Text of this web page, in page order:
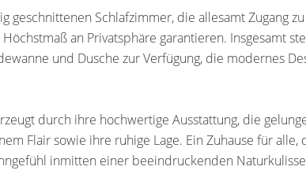
geschnittenen Schlafzimmer, die allesamt Zugang
an Privatsphäre garantieren. Insgesamt
und Dusche zur Verfügung, die modernes
durch ihre hochwertige Ausstattung, die
Flair sowie ihre ruhige Lage. Ein Zuhause für alle,
inmitten einer beeindruckenden